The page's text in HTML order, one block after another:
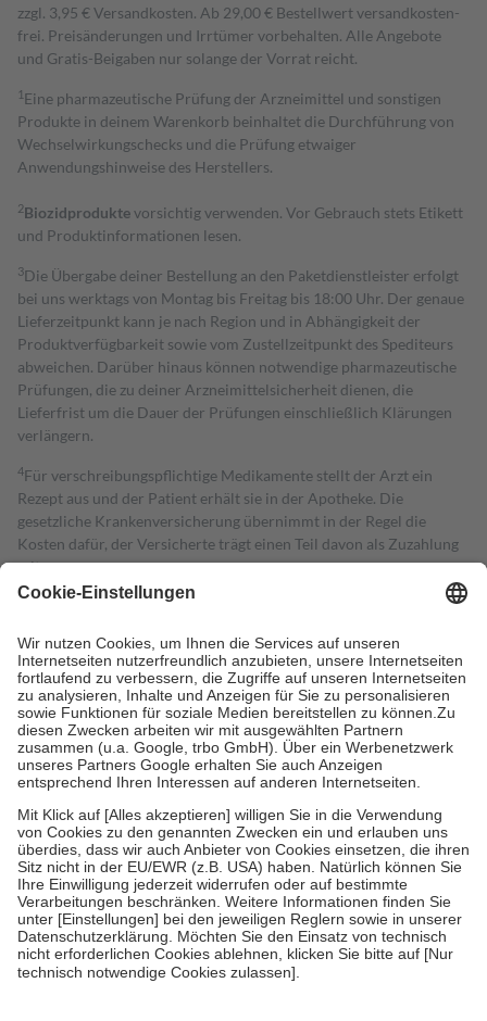
zzgl. 3,95 € Versandkosten. Ab 29,00 € Bestell­wert versand­kosten­
frei. Preisänderungen und Irrtümer vorbehalten. Alle Angebote
und Gratis-Beigaben nur solange der Vorrat reicht.
1 Eine pharmazeutische Prüfung der Arzneimittel und sonstigen
Produkte in deinem Warenkorb beinhaltet die Durchführung von
Wechselwirkungschecks und die Prüfung etwaiger
Anwendungshinweise des Herstellers.
2Biozidproduktevorsichtig verwenden. Vor Gebrauch stets Etikett
und Produktinformationen lesen.
3Die Übergabe deiner Bestellung an den Paketdienstleister erfolgt
bei uns werktags von Montag bis Freitag bis 18:00 Uhr. Der genaue
Lieferzeitpunkt kann je nach Region und in Abhängigkeit der
Produktverfügbarkeit sowie vom Zustellzeitpunkt des Spediteurs
abweichen. Darüber hinaus können notwendige pharmazeutische
Prüfungen, die zu deiner Arzneimittelsicherheit dienen, die
Lieferfrist um die Dauer der Prüfungen einschließlich Klärungen
verlängern.
4Für verschreibungspflichtige Medikamente stellt der Arzt ein
Rezept aus und der Patient erhält sie in der Apotheke. Die
gesetzliche Krankenversicherung übernimmt in der Regel die
Kosten dafür, der Versicherte trägt einen Teil davon als Zuzahlung
mit.
Grundsätzlich leisten Mitglieder Zuzahlungen in Höhe von zehn
höchstens zehn Euro.
Es sind jedoch nie mehr als die tatsächlichen
Kosten der Leistung zu entrichten.
Diese Regeln gelten grundsätzlich auch für Online-Apotheken.
Bei Heilmitteln und häuslicher Krankenpflege beträgt die
Zuzahlung zehn Prozent der Kosten sowie zehn Euro je
Verordnung.
Um das Engagement der Versicherten für ihre eigene Gesundheit zu
stärken und die besondere Stellung der Familie zu unterstützen,
fallenkeine Zuzahlungenan bei:
• Kindern und Jugendlichen bis zum vollendeten 18. Lebensjahr
mit Ausnahme der Fahrkosten
• Untersuchungen zur Vorsorge und Früherkennung, die von der
GKV getragen werden
• empfohlenen Schutzimpfungen
• Harn- und Blutteststreifen